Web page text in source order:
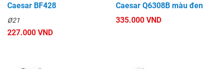
Caesar BF428
Ø21
227.000 VND
Caesar Q6308B màu đen
335.000 VND